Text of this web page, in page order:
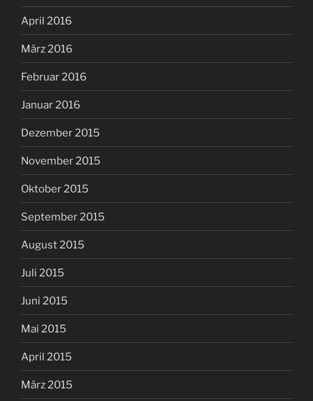
April 2016
März 2016
Februar 2016
Januar 2016
Dezember 2015
November 2015
Oktober 2015
September 2015
August 2015
Juli 2015
Juni 2015
Mai 2015
April 2015
März 2015